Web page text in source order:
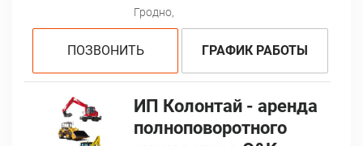
Гродно,
ПОЗВОНИТЬ ГРАФИК РАБОТЫ
ИП Колонтай - аренда
полноповоротного